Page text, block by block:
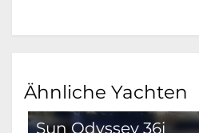
Ähnliche Yachten
Sun Odyssey 36i